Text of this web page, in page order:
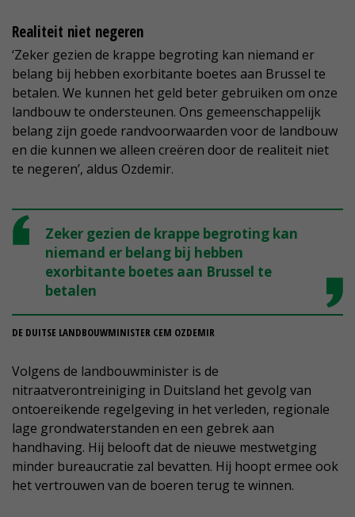
Realiteit niet negeren
‘Zeker gezien de krappe begroting kan niemand er
belang bij hebben exorbitante boetes aan Brussel te
betalen. We kunnen het geld beter gebruiken om onze
landbouw te ondersteunen. Ons gemeenschappelijk
belang zijn goede randvoorwaarden voor de landbouw
en die kunnen we alleen creëren door de realiteit niet
te negeren’, aldus Ozdemir.
Zeker gezien de krappe begroting kan
niemand er belang bij hebben
exorbitante boetes aan Brussel te
betalen
DE DUITSE LANDBOUWMINISTER CEM OZDEMIR
Volgens de landbouwminister is de
nitraatverontreiniging in Duitsland het gevolg van
ontoereikende regelgeving in het verleden, regionale
lage grondwaterstanden en een gebrek aan
handhaving. Hij belooft dat de nieuwe mestwetging
minder bureaucratie zal bevatten. Hij hoopt ermee ook
het vertrouwen van de boeren terug te winnen.